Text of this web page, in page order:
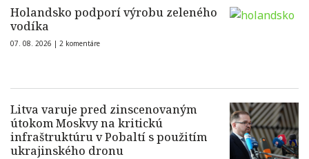
Holandsko podporí výrobu zeleného
vodíka
07. 08. 2026 | 2 komentáre
Litva varuje pred zinscenovaným
útokom Moskvy na kritickú
infraštruktúru v Pobaltí s použitím
ukrajinského dronu